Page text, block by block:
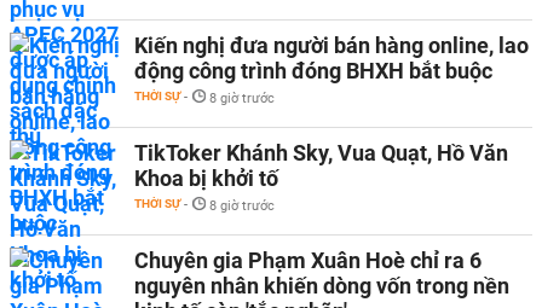
Kiến nghị đưa người bán hàng online, lao
động công trình đóng BHXH bắt buộc
THỜI SỰ - 8 giờ trước
TikToker Khánh Sky, Vua Quạt, Hồ Văn
Khoa bị khởi tố
THỜI SỰ - 8 giờ trước
Chuyên gia Phạm Xuân Hoè chỉ ra 6
nguyên nhân khiến dòng vốn trong nền